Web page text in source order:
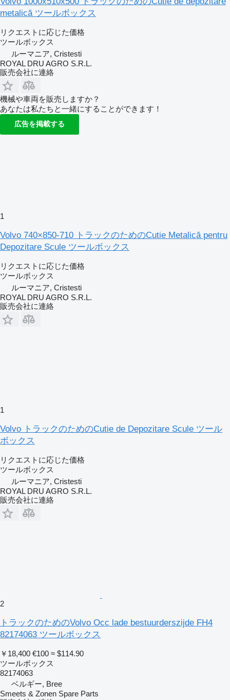
metalică ツールボックス
リクエストに応じた価格
ツールボックス
ルーマニア, Cristesti
ROYAL DRU AGRO S.R.L.
販売会社に連絡
機械や車両を販売しますか？
あなたは私たちと一緒にすることができます！
広告を掲載する
1
Volvo 740×850-710 トラックのためのCutie Metalică pentru
Depozitare Scule ツールボックス
リクエストに応じた価格
ツールボックス
ルーマニア, Cristesti
ROYAL DRU AGRO S.R.L.
販売会社に連絡
1
Volvo トラックのためのCutie de Depozitare Scule ツール
ボックス
リクエストに応じた価格
ツールボックス
ルーマニア, Cristesti
ROYAL DRU AGRO S.R.L.
販売会社に連絡
2
トラックのためのVolvo Occ lade bestuurderszijde FH4
82174063 ツールボックス
￥18,400 €100 ≈ $114.90
ツールボックス
82174063
ベルギー, Bree
Smeets & Zonen Spare Parts